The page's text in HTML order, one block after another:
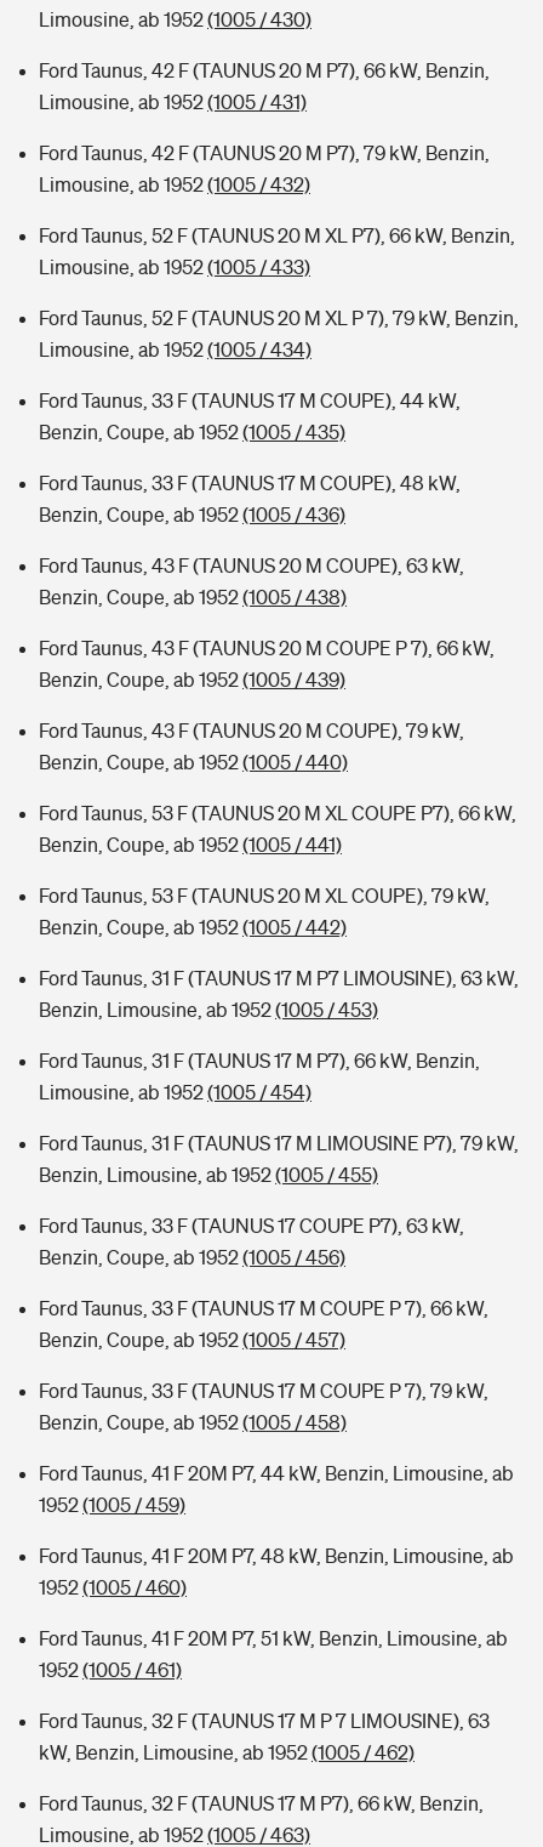
Limousine, ab 1952(1005 / 430)
Ford Taunus, 42 F (TAUNUS 20 M P7), 66 kW, Benzin,
Limousine, ab 1952(1005 / 431)
Ford Taunus, 42 F (TAUNUS 20 M P7), 79 kW, Benzin,
Limousine, ab 1952(1005 / 432)
Ford Taunus, 52 F (TAUNUS 20 M XL P7), 66 kW, Benzin,
Limousine, ab 1952(1005 / 433)
Ford Taunus, 52 F (TAUNUS 20 M XL P 7), 79 kW, Benzin,
Limousine, ab 1952(1005 / 434)
Ford Taunus, 33 F (TAUNUS 17 M COUPE), 44 kW,
Benzin, Coupe, ab 1952(1005 / 435)
Ford Taunus, 33 F (TAUNUS 17 M COUPE), 48 kW,
Benzin, Coupe, ab 1952(1005 / 436)
Ford Taunus, 43 F (TAUNUS 20 M COUPE), 63 kW,
Benzin, Coupe, ab 1952(1005 / 438)
Ford Taunus, 43 F (TAUNUS 20 M COUPE P 7), 66 kW,
Benzin, Coupe, ab 1952(1005 / 439)
Ford Taunus, 43 F (TAUNUS 20 M COUPE), 79 kW,
Benzin, Coupe, ab 1952(1005 / 440)
Ford Taunus, 53 F (TAUNUS 20 M XL COUPE P7), 66 kW,
Benzin, Coupe, ab 1952(1005 / 441)
Ford Taunus, 53 F (TAUNUS 20 M XL COUPE), 79 kW,
Benzin, Coupe, ab 1952(1005 / 442)
Ford Taunus, 31 F (TAUNUS 17 M P7 LIMOUSINE), 63 kW,
Benzin, Limousine, ab 1952(1005 / 453)
Ford Taunus, 31 F (TAUNUS 17 M P7), 66 kW, Benzin,
Limousine, ab 1952(1005 / 454)
Ford Taunus, 31 F (TAUNUS 17 M LIMOUSINE P7), 79 kW,
Benzin, Limousine, ab 1952(1005 / 455)
Ford Taunus, 33 F (TAUNUS 17 COUPE P7), 63 kW,
Benzin, Coupe, ab 1952(1005 / 456)
Ford Taunus, 33 F (TAUNUS 17 M COUPE P 7), 66 kW,
Benzin, Coupe, ab 1952(1005 / 457)
Ford Taunus, 33 F (TAUNUS 17 M COUPE P 7), 79 kW,
Benzin, Coupe, ab 1952(1005 / 458)
Ford Taunus, 41 F 20M P7, 44 kW, Benzin, Limousine, ab
1952(1005 / 459)
Ford Taunus, 41 F 20M P7, 48 kW, Benzin, Limousine, ab
1952(1005 / 460)
Ford Taunus, 41 F 20M P7, 51 kW, Benzin, Limousine, ab
1952(1005 / 461)
Ford Taunus, 32 F (TAUNUS 17 M P 7 LIMOUSINE), 63
kW, Benzin, Limousine, ab 1952(1005 / 462)
Ford Taunus, 32 F (TAUNUS 17 M P7), 66 kW, Benzin,
Limousine, ab 1952(1005 / 463)